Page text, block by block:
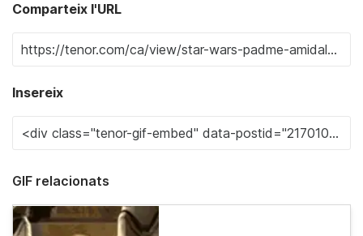
Comparteix l'URL
Insereix
GIF relacionats